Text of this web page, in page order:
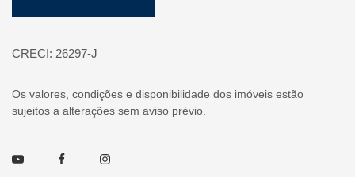
CRECI: 26297-J
Os valores, condições e disponibilidade dos imóveis estão
sujeitos a alterações sem aviso prévio.
Youtube FacebookInstagram